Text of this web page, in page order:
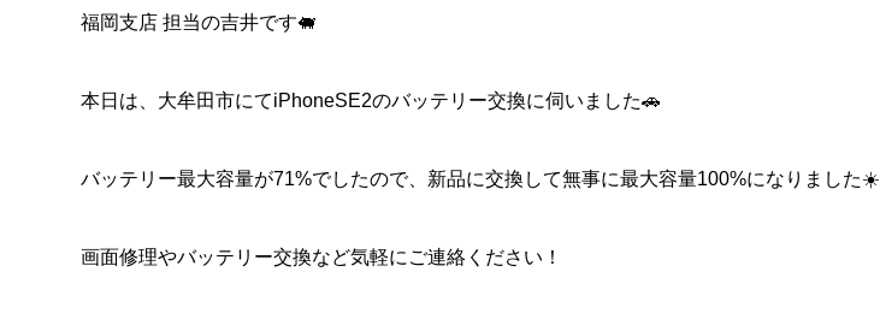
福岡支店 担当の吉井です🐖
本日は、大牟田市にてiPhoneSE2のバッテリー交換に伺いました🚗
バッテリー最大容量が71%でしたので、新品に交換して無事に最大容量100%になりました☀️
画面修理やバッテリー交換など気軽にご連絡ください！